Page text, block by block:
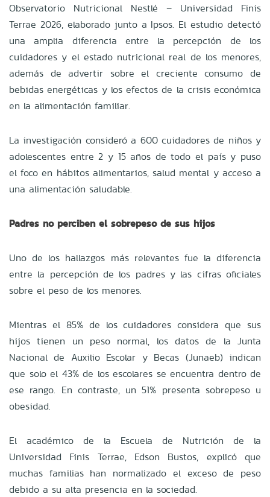
Observatorio Nutricional Nestlé – Universidad Finis
Terrae 2026, elaborado junto a Ipsos. El estudio detectó
una amplia diferencia entre la percepción de los
cuidadores y el estado nutricional real de los menores,
además de advertir sobre el creciente consumo de
bebidas energéticas y los efectos de la crisis económica
en la alimentación familiar.
La investigación consideró a 600 cuidadores de niños y
adolescentes entre 2 y 15 años de todo el país y puso
el foco en hábitos alimentarios, salud mental y acceso a
una alimentación saludable.
Padres no perciben el sobrepeso de sus hijos
Uno de los hallazgos más relevantes fue la diferencia
entre la percepción de los padres y las cifras oficiales
sobre el peso de los menores.
Mientras el 85% de los cuidadores considera que sus
hijos tienen un peso normal, los datos de la Junta
Nacional de Auxilio Escolar y Becas (Junaeb) indican
que solo el 43% de los escolares se encuentra dentro de
ese rango. En contraste, un 51% presenta sobrepeso u
obesidad.
El académico de la Escuela de Nutrición de la
Universidad Finis Terrae, Edson Bustos, explicó que
muchas familias han normalizado el exceso de peso
debido a su alta presencia en la sociedad.